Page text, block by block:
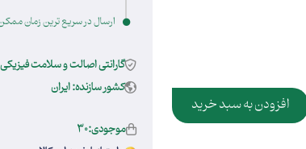
افزودن به سبد خرید
ارسال در سریع ترین زمان
گارانتی اصالت و سلامت فیزیکی
کشور سازنده: ایران
موجودی:30